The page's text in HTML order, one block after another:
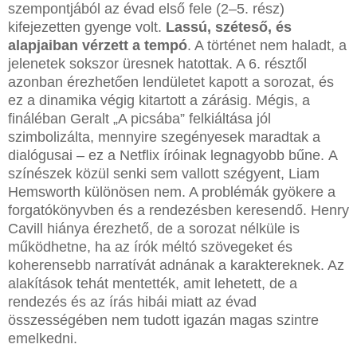
szempontjából az évad első fele (2–5. rész)
kifejezetten gyenge volt. Lassú, széteső, és
alapjaiban vérzett a tempó. A történet nem haladt, a
jelenetek sokszor üresnek hatottak. A 6. résztől
azonban érezhetően lendületet kapott a sorozat, és
ez a dinamika végig kitartott a zárásig. Mégis, a
fináléban Geralt „A picsába” felkiáltása jól
szimbolizálta, mennyire szegényesek maradtak a
dialógusai – ez a Netflix íróinak legnagyobb bűne. A
színészek közül senki sem vallott szégyent, Liam
Hemsworth különösen nem. A problémák gyökere a
forgatókönyvben és a rendezésben keresendő. Henry
Cavill hiánya érezhető, de a sorozat nélküle is
működhetne, ha az írók méltó szövegeket és
koherensebb narratívát adnának a karaktereknek. Az
alakítások tehát mentették, amit lehetett, de a
rendezés és az írás hibái miatt az évad
összességében nem tudott igazán magas szintre
emelkedni.